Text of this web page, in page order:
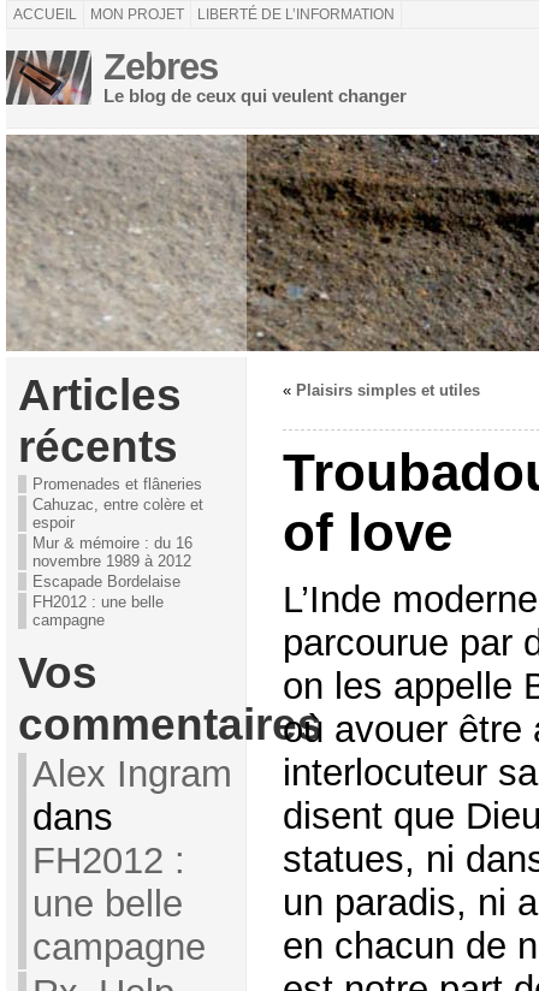
ACCUEIL MON PROJET LIBERTÉ DE L’INFORMATION
Zebres
Le blog de ceux qui veulent changer
Articles
récents
Promenades et flâneries
Cahuzac, entre colère et
espoir
Mur & mémoire : du 16
novembre 1989 à 2012
Escapade Bordelaise
FH2012 : une belle
campagne
Vos
commentaires
Alex Ingram
dans
FH2012 :
une belle
campagne
« Plaisirs simples et utiles
of love
L’Inde
parcourue par
on les appelle
où avouer être
interlocuteur
disent que
statues, ni
un paradis, ni
en chacun de